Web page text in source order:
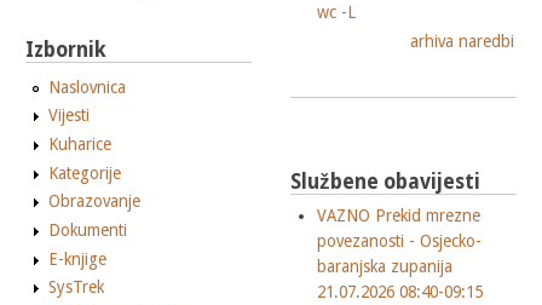
Izbornik
Naslovnica
Vijesti
Kuharice
Kategorije
Obrazovanje
Dokumenti
E-knjige
SysTrek
wc -L
arhiva naredbi
Službene obavijesti
VAZNO Prekid mrezne
povezanosti - Osjecko-
baranjska zupanija
21.07.2026 08:40-09:15